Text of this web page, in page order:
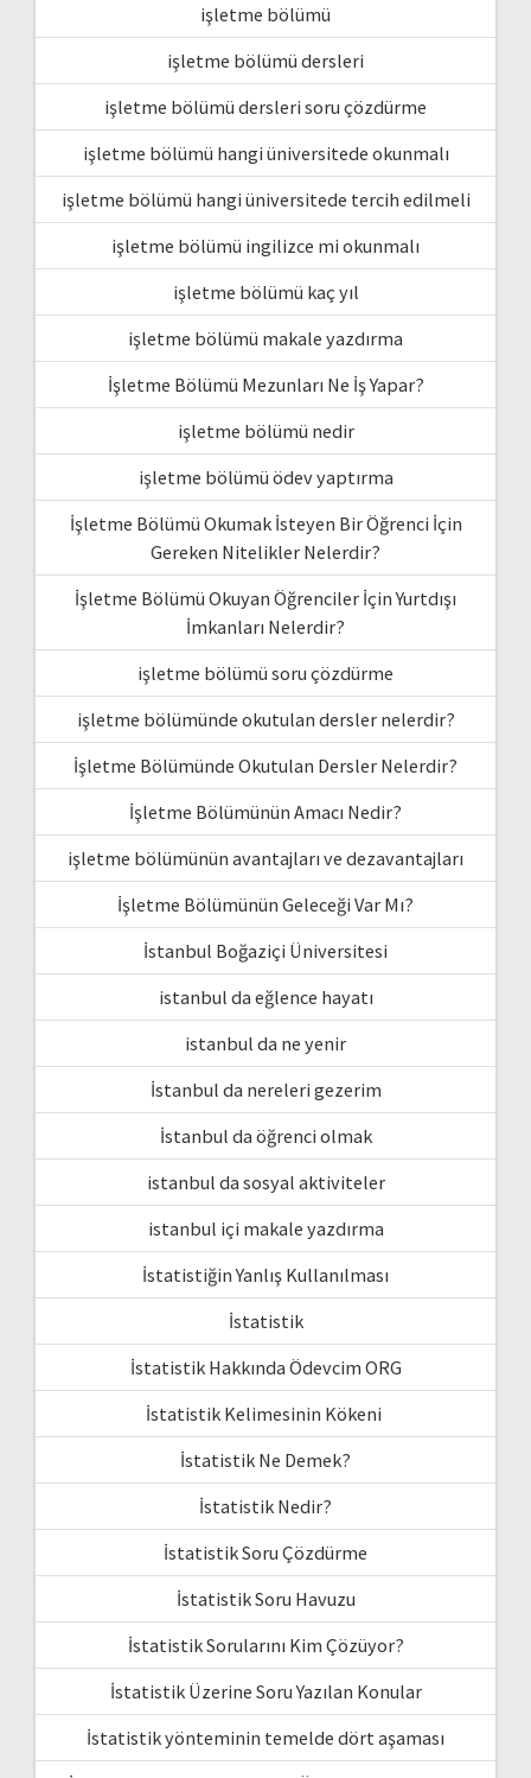
işletme bölümü
işletme bölümü dersleri
işletme bölümü dersleri soru çözdürme
işletme bölümü hangi üniversitede okunmalı
işletme bölümü hangi üniversitede tercih edilmeli
işletme bölümü ingilizce mi okunmalı
işletme bölümü kaç yıl
işletme bölümü makale yazdırma
İşletme Bölümü Mezunları Ne İş Yapar?
işletme bölümü nedir
işletme bölümü ödev yaptırma
İşletme Bölümü Okumak İsteyen Bir Öğrenci İçin
Gereken Nitelikler Nelerdir?
İşletme Bölümü Okuyan Öğrenciler İçin Yurtdışı
İmkanları Nelerdir?
işletme bölümü soru çözdürme
işletme bölümünde okutulan dersler nelerdir?
İşletme Bölümünde Okutulan Dersler Nelerdir?
İşletme Bölümünün Amacı Nedir?
işletme bölümünün avantajları ve dezavantajları
İşletme Bölümünün Geleceği Var Mı?
İstanbul Boğaziçi Üniversitesi
istanbul da eğlence hayatı
istanbul da ne yenir
İstanbul da nereleri gezerim
İstanbul da öğrenci olmak
istanbul da sosyal aktiviteler
istanbul içi makale yazdırma
İstatistiğin Yanlış Kullanılması
İstatistik
İstatistik Hakkında Ödevcim ORG
İstatistik Kelimesinin Kökeni
İstatistik Ne Demek?
İstatistik Nedir?
İstatistik Soru Çözdürme
İstatistik Soru Havuzu
İstatistik Sorularını Kim Çözüyor?
İstatistik Üzerine Soru Yazılan Konular
İstatistik yönteminin temelde dört aşaması